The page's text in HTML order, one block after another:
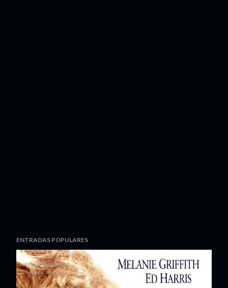
ENTRADAS POPULARES